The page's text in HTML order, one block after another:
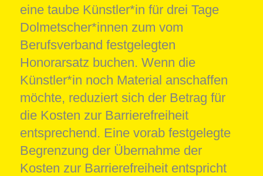
eine taube Künstler*in für drei Tage
Dolmetscher*innen zum vom
Berufsverband festgelegten
Honorarsatz buchen. Wenn die
Künstler*in noch Material anschaffen
möchte, reduziert sich der Betrag für
die Kosten zur Barrierefreiheit
entsprechend. Eine vorab festgelegte
Begrenzung der Übernahme der
Kosten zur Barrierefreiheit entspricht